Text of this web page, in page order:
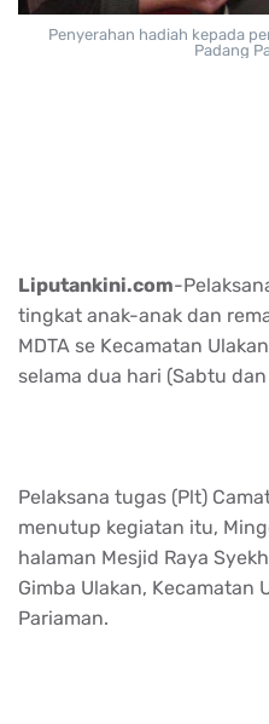
Penyerahan hadiah kepada
Padang
Liputankini.com-
tingkat anak-anak dan
MDTA se Kecamatan
selama dua hari (Sabtu
Pelaksana tugas (Plt)
menutup kegiatan itu,
halaman Mesjid Raya
Gimba Ulakan, Kecamatan
Pariaman.